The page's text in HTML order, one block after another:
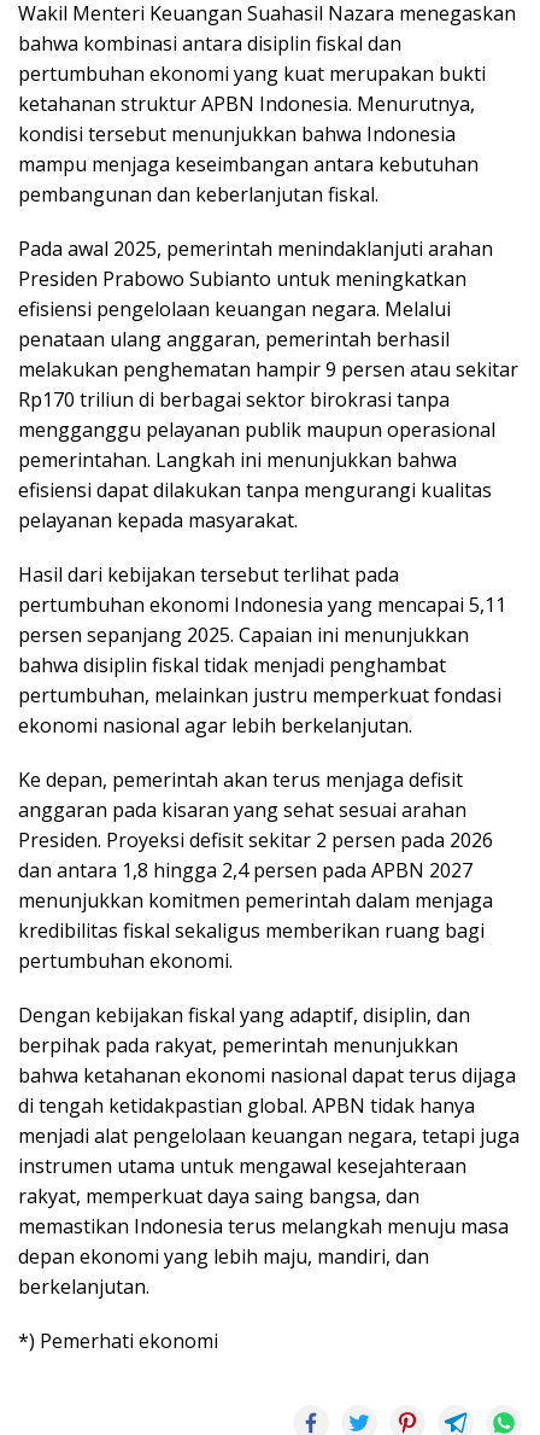
Wakil Menteri Keuangan Suahasil Nazara menegaskan
bahwa kombinasi antara disiplin fiskal dan
pertumbuhan ekonomi yang kuat merupakan bukti
ketahanan struktur APBN Indonesia. Menurutnya,
kondisi tersebut menunjukkan bahwa Indonesia
mampu menjaga keseimbangan antara kebutuhan
pembangunan dan keberlanjutan fiskal.
Pada awal 2025, pemerintah menindaklanjuti arahan
Presiden Prabowo Subianto untuk meningkatkan
efisiensi pengelolaan keuangan negara. Melalui
penataan ulang anggaran, pemerintah berhasil
melakukan penghematan hampir 9 persen atau sekitar
Rp170 triliun di berbagai sektor birokrasi tanpa
mengganggu pelayanan publik maupun operasional
pemerintahan. Langkah ini menunjukkan bahwa
efisiensi dapat dilakukan tanpa mengurangi kualitas
pelayanan kepada masyarakat.
Hasil dari kebijakan tersebut terlihat pada
pertumbuhan ekonomi Indonesia yang mencapai 5,11
persen sepanjang 2025. Capaian ini menunjukkan
bahwa disiplin fiskal tidak menjadi penghambat
pertumbuhan, melainkan justru memperkuat fondasi
ekonomi nasional agar lebih berkelanjutan.
Ke depan, pemerintah akan terus menjaga defisit
anggaran pada kisaran yang sehat sesuai arahan
Presiden. Proyeksi defisit sekitar 2 persen pada 2026
dan antara 1,8 hingga 2,4 persen pada APBN 2027
menunjukkan komitmen pemerintah dalam menjaga
kredibilitas fiskal sekaligus memberikan ruang bagi
pertumbuhan ekonomi.
Dengan kebijakan fiskal yang adaptif, disiplin, dan
berpihak pada rakyat, pemerintah menunjukkan
bahwa ketahanan ekonomi nasional dapat terus dijaga
di tengah ketidakpastian global. APBN tidak hanya
menjadi alat pengelolaan keuangan negara, tetapi juga
instrumen utama untuk mengawal kesejahteraan
rakyat, memperkuat daya saing bangsa, dan
memastikan Indonesia terus melangkah menuju masa
depan ekonomi yang lebih maju, mandiri, dan
berkelanjutan.
*) Pemerhati ekonomi